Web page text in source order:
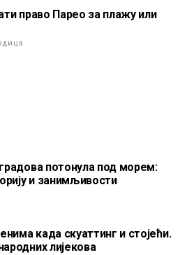
право Парео за плажу или
потонула под морем:
и занимљивости
када скуаттинг и стојећи.
лијекова